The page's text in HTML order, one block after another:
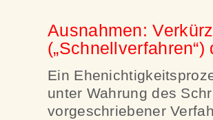
Ausnahmen:
Ein
unter Wahrung des
vorgeschriebener